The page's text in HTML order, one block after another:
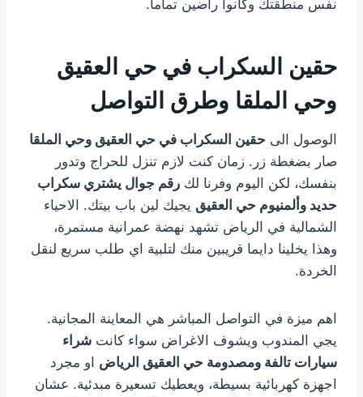
نفس منطقتك وكانوا راضين تماما.
حقين السكراب في حي العقيق
وحي الملقا وطرق التواصل
الوصول الى حقين السكراب في حي العقيق وحي الملقا
صار بضغطة زر. زمان كنت لازم تنزل للحراج وتدور
بنفسك، لكن اليوم وفرنا لك رقم جوال يشتري سكراب
حديد وألمنيوم حي العقيق يجيك لين باب بيتك. الاحياء
الشمالية في الرياض تشهد نهضة عمرانية مستمرة،
وهذا يخلينا دايما قريبين منك لتلبية اي طلب سريع لنقل
الخردة.
اهم ميزة في التواصل المباشر هي المعاينة المجانية.
يجي المندوب ويشوف الاغراض سواء كانت شراء
سيارات تالفة ومصدومة حي العقيق الرياض او مجرد
اجهزة كهربائية بسيطة، ويعطيك تسعيرة مبدئية. عشان